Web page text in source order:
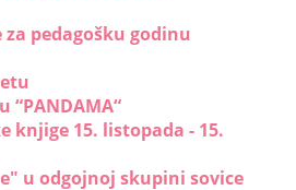
za pedagošku godinu
“PANDAMA“
knjige 15. listopada - 15.
u odgojnoj skupini sovice